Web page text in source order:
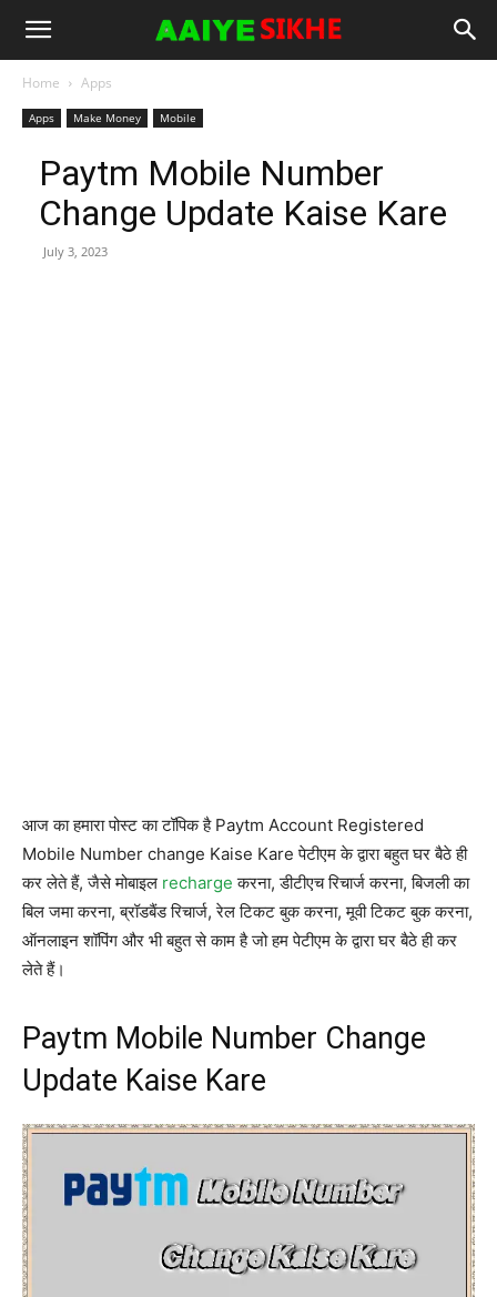
Home Apps
Apps Make Money Mobile
Paytm Mobile Number
Change Update Kaise Kare
July 3, 2023
आज का हमारा पोस्ट का टॉपिक है Paytm Account Registered
Mobile Number change Kaise Kare पेटीएम के द्वारा बहुत घर बैठे ही
कर लेते हैं, जैसे मोबाइल recharge करना, डीटीएच रिचार्ज करना, बिजली का
बिल जमा करना, ब्रॉडबैंड रिचार्ज, रेल टिकट बुक करना, मूवी टिकट बुक करना,
ऑनलाइन शॉपिंग और भी बहुत से काम है जो हम पेटीएम के द्वारा घर बैठे ही कर
लेते हैं।
Paytm Mobile Number Change
Update Kaise Kare